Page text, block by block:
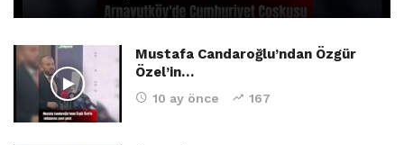
Mustafa Candaroğlu’ndan Özgür
Özel’in…
10 ay önce 167